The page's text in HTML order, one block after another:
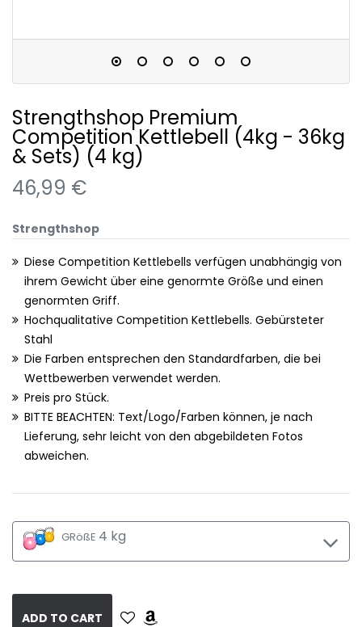
Strengthshop Premium
Competition Kettlebell (4kg - 36kg
& Sets) (4 kg)
46,99 €
Strengthshop
Diese Competition Kettlebells verfügen unabhängig von
ihrem Gewicht über eine genormte Größe und einen
genormten Griff.
Hochqualitative Competition Kettlebells. Gebürsteter
Stahl
Die Farben entsprechen den Standardfarben, die bei
Wettbewerben verwendet werden.
Preis pro Stück.
BITTE BEACHTEN: Text/Logo/Farben können, je nach
Lieferung, sehr leicht von den abgebildeten Fotos
abweichen.
GRößE 4 kg
ADD TO CART